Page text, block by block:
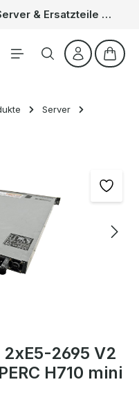
Sommer-Deal: 15% auf alle Server & Ersatzteile – Kein Code nötig, der Rabatt wird automatisch im Warenkorb abgezogen. Gültig vom 01.06. bis 31.08.
Server
2695 V2
H710 mini